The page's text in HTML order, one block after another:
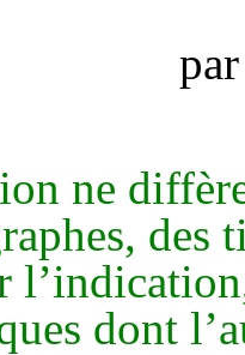
par
ne
dont